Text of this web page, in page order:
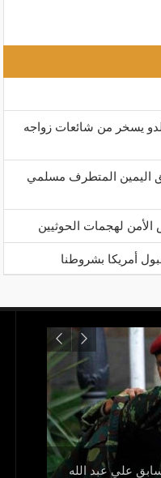
يسخر من شائعات زواجه
اليمين المتطرف مسلمي
الأمن لهجمات الحوثيين
أمريكا بشروطنا
علي عبد الله